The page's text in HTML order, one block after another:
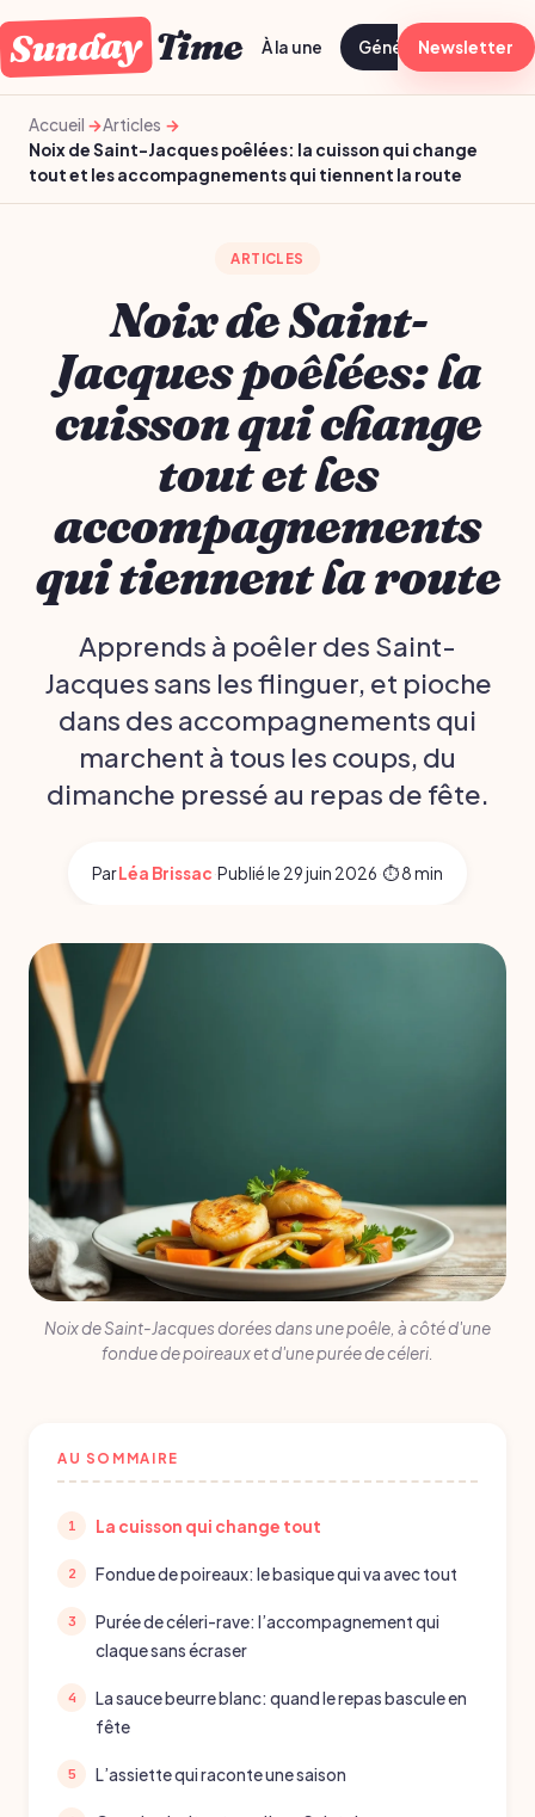
Sunday Time À la une GénéralisteNewsletter
Accueil
Articles
Noix de Saint-Jacques poêlées: la cuisson qui change
tout et les accompagnements qui tiennent la route
ARTICLES
Noix de Saint-
Jacques poêlées: la
cuisson qui change
tout et les
accompagnements
qui tiennent la route
Apprends à poêler des Saint-
Jacques sans les flinguer, et pioche
dans des accompagnements qui
marchent à tous les coups, du
dimanche pressé au repas de fête.
ParLéa Brissac·Publié le 29 juin 2026·⏱ 8 min
Noix de Saint-Jacques dorées dans une poêle, à côté d'une
fondue de poireaux et d'une purée de céleri.
AU SOMMAIRE
La cuisson qui change tout
Fondue de poireaux: le basique qui va avec tout
Purée de céleri-rave: l’accompagnement qui
claque sans écraser
La sauce beurre blanc: quand le repas bascule en
fête
L’assiette qui raconte une saison